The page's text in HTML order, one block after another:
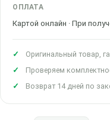
ОПЛАТА
Картой онлайн · При
Оригинальный товар,
Проверяем
Возврат 14 дней по